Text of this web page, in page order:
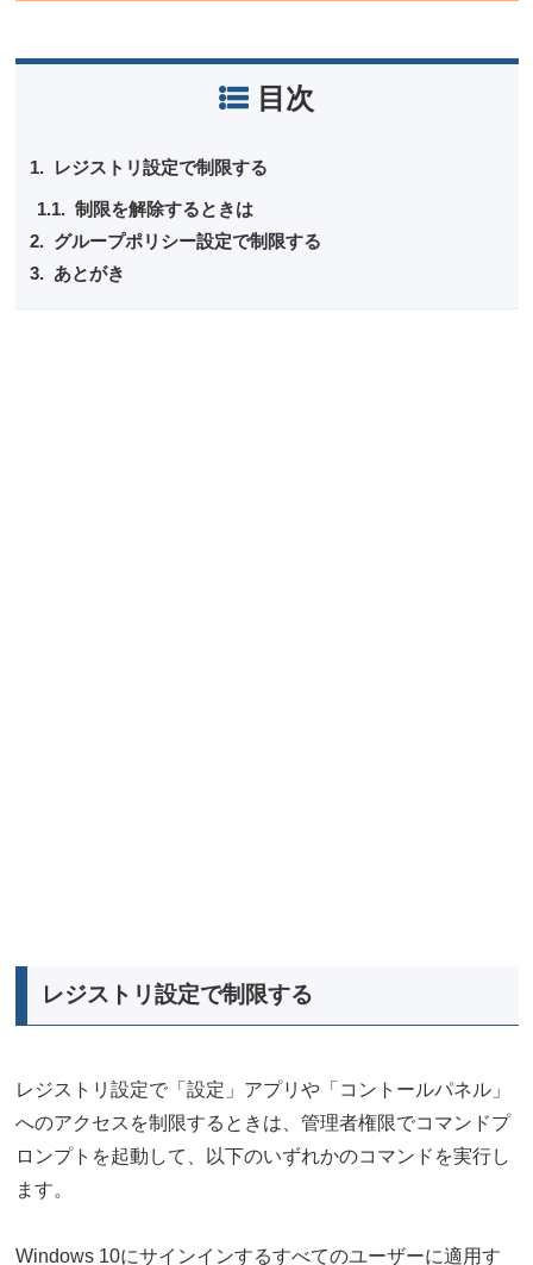
目次
レジストリ設定で制限する
制限を解除するときは
グループポリシー設定で制限する
あとがき
レジストリ設定で制限する
レジストリ設定で「設定」アプリや「コントールパネル」
へのアクセスを制限するときは、管理者権限でコマンドプ
ロンプトを起動して、以下のいずれかのコマンドを実行し
ます。
Windows 10にサインインするすべてのユーザーに適用す